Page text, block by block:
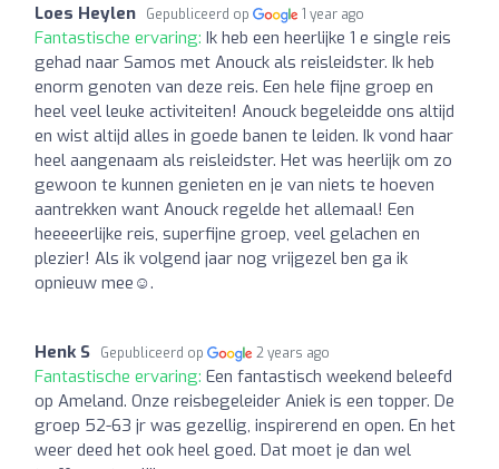
Loes Heylen Gepubliceerd op 1 year ago
Fantastische ervaring: Ik heb een heerlijke 1 e single reis
gehad naar Samos met Anouck als reisleidster. Ik heb
enorm genoten van deze reis. Een hele fijne groep en
heel veel leuke activiteiten! Anouck begeleidde ons altijd
en wist altijd alles in goede banen te leiden. Ik vond haar
heel aangenaam als reisleidster. Het was heerlijk om zo
gewoon te kunnen genieten en je van niets te hoeven
aantrekken want Anouck regelde het allemaal! Een
heeeeerlijke reis, superfijne groep, veel gelachen en
plezier! Als ik volgend jaar nog vrijgezel ben ga ik
opnieuw mee☺️.
Henk S Gepubliceerd op 2 years ago
Fantastische ervaring: Een fantastisch weekend beleefd
op Ameland. Onze reisbegeleider Aniek is een topper. De
groep 52-63 jr was gezellig, inspirerend en open. En het
weer deed het ook heel goed. Dat moet je dan wel